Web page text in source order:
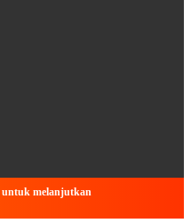
untuk melanjutkan